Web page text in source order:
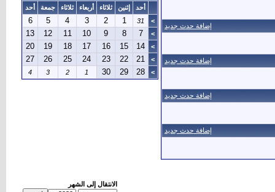
إضافة حدث جديد
إضافة حدث جديد
إضافة حدث جديد
إضافة حدث جديد
أحد إثنين ثلاثاء أربعاء ثلاثاء جمعة
أحد
>
31
1
2
3
4
5
6
>
7
8
9
10
11
12
13
>
14
15
16
17
18
19
20
>
21
22
23
24
25
26
27
>
28
29
30
1
2
3
4
الانتقال إلى الشهر